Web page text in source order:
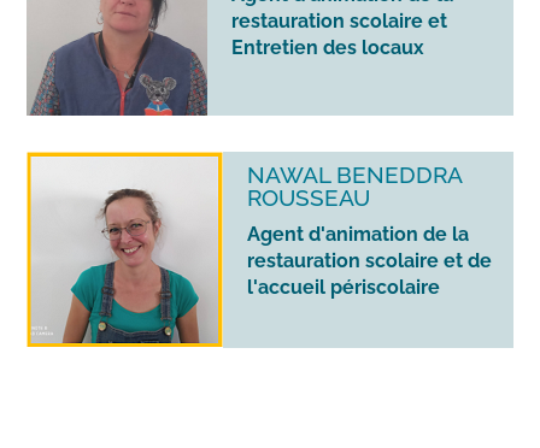
restauration scolaire et
Entretien des locaux
NAWAL BENEDDRA
ROUSSEAU
Agent d'animation de la
restauration scolaire et de
l'accueil périscolaire